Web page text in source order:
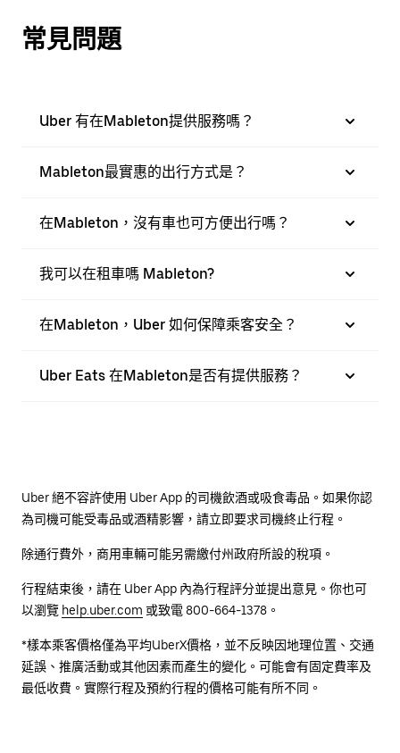
常見問題
Uber 有在Mableton提供服務嗎？
Mableton最實惠的出行方式是？
在Mableton，沒有車也可方便出行嗎？
我可以在租車嗎 Mableton?
在Mableton，Uber 如何保障乘客安全？
Uber Eats 在Mableton是否有提供服務？
Uber 絕不容許使用 Uber App 的司機飲酒或吸食毒品。如果你認
為司機可能受毒品或酒精影響，請立即要求司機終止行程。
除通行費外，商用車輛可能另需繳付州政府所設的稅項。
行程結束後，請在 Uber App 內為行程評分並提出意見。你也可
以瀏覽 help.uber.com 或致電 800-664-1378。
*樣本乘客價格僅為平均UberX價格，並不反映因地理位置、交通
延誤、推廣活動或其他因素而產生的變化。可能會有固定費率及
最低收費。實際行程及預約行程的價格可能有所不同。